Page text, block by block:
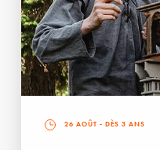
26 AOÛT - DÈS 3 ANS